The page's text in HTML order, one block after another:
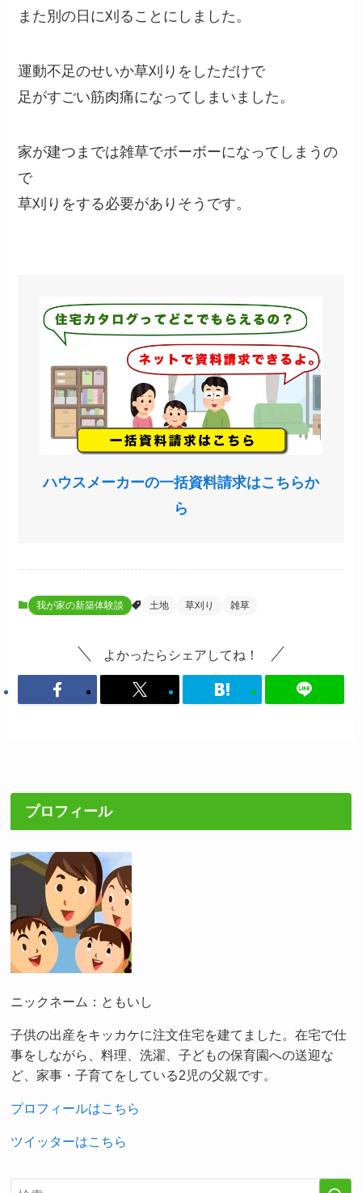
また別の日に刈ることにしました。
運動不足のせいか草刈りをしただけで
足がすごい筋肉痛になってしまいました。
家が建つまでは雑草でボーボーになってしまうの
で
草刈りをする必要がありそうです。
ハウスメーカーの一括資料請求はこちらか
ら
我が家の新築体験談 土地 草刈り 雑草
よかったらシェアしてね！
プロフィール
ニックネーム：ともいし
子供の出産をキッカケに注文住宅を建てました。在宅で仕
事をしながら、料理、洗濯、子どもの保育園への送迎な
ど、家事・子育てをしている2児の父親です。
プロフィールはこちら
ツイッターはこちら